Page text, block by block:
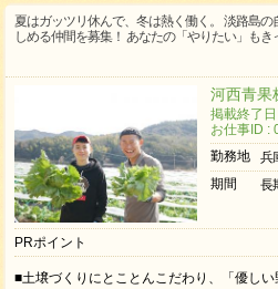
夏はガッツリ休んで、冬は熱く働く。 淡路島
しめる仲間を募集！ あなたの「やりたい」もき
河西青果
掲載終了
お仕事ID :
勤務地
兵
期間
長
PRポイント
■土壌づくりにとことんこだわり、「優し